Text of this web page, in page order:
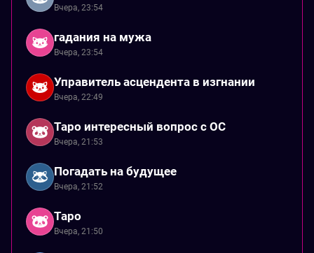
Вчера, 23:54
гадания на мужа
Вчера, 23:54
Управитель асцендента в изгнании
Вчера, 22:49
Таро интересный вопрос с ОС
Вчера, 21:53
Погадать на будущее
Вчера, 21:52
Таро
Вчера, 21:50